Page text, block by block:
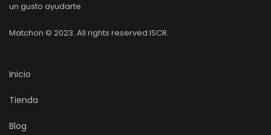
un gusto ayudarte
Matchon © 2023. All rights reserved ISCR.
Inicio
Tienda
Blog